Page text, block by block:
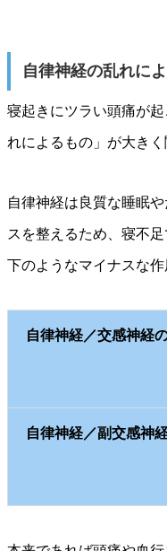
自律神経の乱れに
寝起きにツラい頭痛が
れによるもの」が大きく
自律神経は良質な睡眠
スを整えるため、寝不
下のようなマイナスな作
自律神経／交感神経
自律神経／副交感神